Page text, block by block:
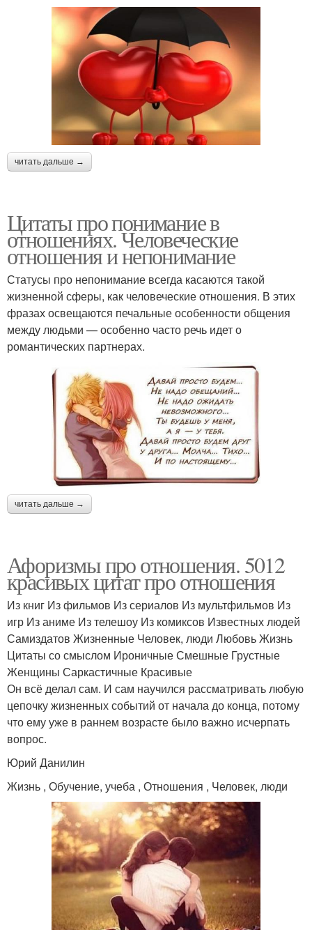
читать дальше →
Цитаты про понимание в
отношениях. Человеческие
отношения и непонимание
Статусы про непонимание всегда касаются такой
жизненной сферы, как человеческие отношения. В этих
фразах освещаются печальные особенности общения
между людьми — особенно часто речь идет о
романтических партнерах.
читать дальше →
Афоризмы про отношения. 5012
красивых цитат про отношения
Из книг Из фильмов Из сериалов Из мультфильмов Из
игр Из аниме Из телешоу Из комиксов Известных людей
Самиздатов Жизненные Человек, люди Любовь Жизнь
Цитаты со смыслом Ироничные Смешные Грустные
Женщины Саркастичные Красивые
Он всё делал сам. И сам научился рассматривать любую
цепочку жизненных событий от начала до конца, потому
что ему уже в раннем возрасте было важно исчерпать
вопрос.
Юрий Данилин
Жизнь , Обучение, учеба , Отношения , Человек, люди